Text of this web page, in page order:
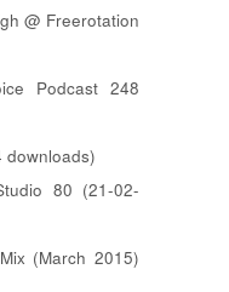
@ Freerotation
Podcast 248
downloads)
80 (21-02-
(March 2015)